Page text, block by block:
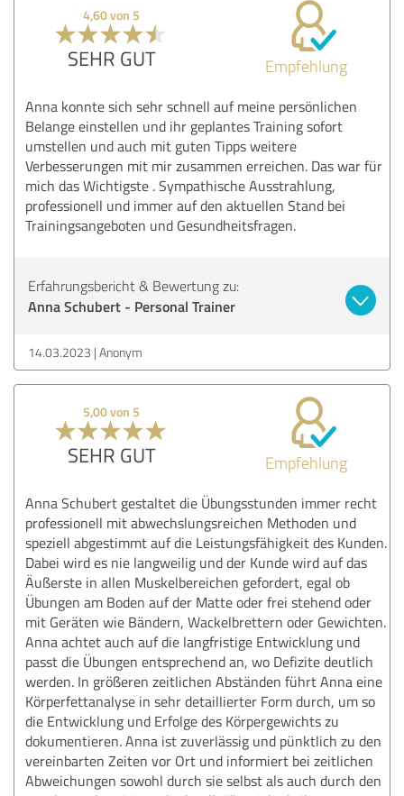
4,60 von 5
SEHR GUT Empfehlung
Anna konnte sich sehr schnell auf meine persönlichen
Belange einstellen und ihr geplantes Training sofort
umstellen und auch mit guten Tipps weitere
Verbesserungen mit mir zusammen erreichen. Das war für
mich das Wichtigste . Sympathische Ausstrahlung,
professionell und immer auf den aktuellen Stand bei
Trainingsangeboten und Gesundheitsfragen.
Erfahrungsbericht & Bewertung zu:
Anna Schubert - Personal Trainer
14.03.2023 Anonym
5,00 von 5
SEHR GUT Empfehlung
Anna Schubert gestaltet die Übungsstunden immer recht
professionell mit abwechslungsreichen Methoden und
speziell abgestimmt auf die Leistungsfähigkeit des Kunden.
Dabei wird es nie langweilig und der Kunde wird auf das
Äußerste in allen Muskelbereichen gefordert, egal ob
Übungen am Boden auf der Matte oder frei stehend oder
mit Geräten wie Bändern, Wackelbrettern oder Gewichten.
Anna achtet auch auf die langfristige Entwicklung und
passt die Übungen entsprechend an, wo Defizite deutlich
werden. In größeren zeitlichen Abständen führt Anna eine
Körperfettanalyse in sehr detaillierter Form durch, um so
die Entwicklung und Erfolge des Körpergewichts zu
dokumentieren. Anna ist zuverlässig und pünktlich zu den
vereinbarten Zeiten vor Ort und informiert bei zeitlichen
Abweichungen sowohl durch sie selbst als auch durch den